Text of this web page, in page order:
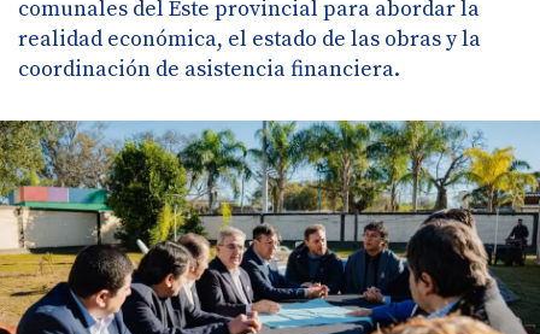
comunales del Este provincial para abordar la
realidad económica, el estado de las obras y la
coordinación de asistencia financiera.